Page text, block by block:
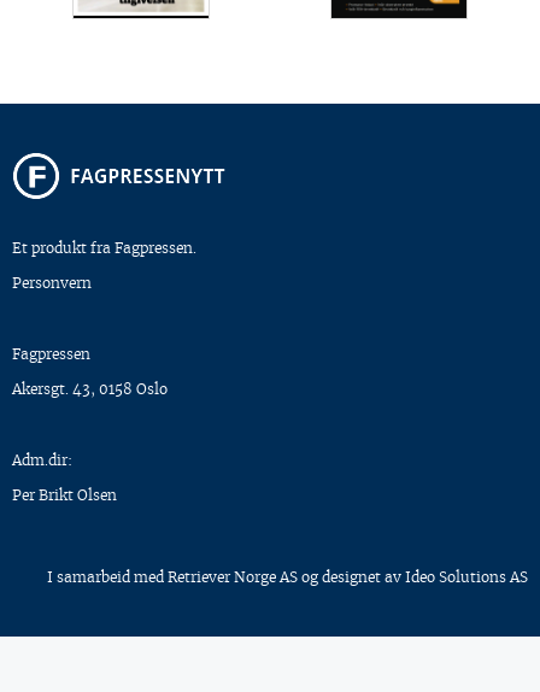
Et produkt fra Fagpressen.
Personvern
Fagpressen
Akersgt. 43, 0158 Oslo
Adm.dir:
Per Brikt Olsen
I samarbeid med Retriever Norge AS og designet av Ideo Solutions AS